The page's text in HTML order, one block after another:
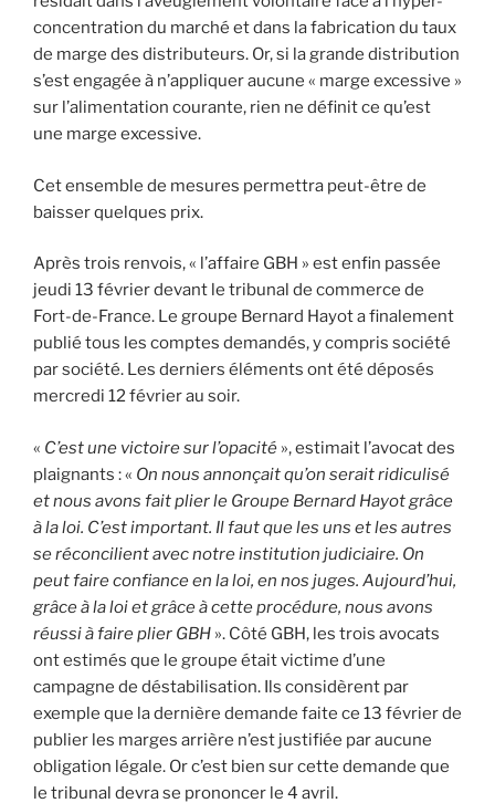
concentration du marché et dans la fabrication du taux
de marge des distributeurs. Or, si la grande distribution
s’est engagée à n’appliquer aucune « marge excessive »
sur l’alimentation courante, rien ne définit ce qu’est
une marge excessive.
Cet ensemble de mesures permettra peut-être de
baisser quelques prix.
Après trois renvois, « l’affaire GBH » est enfin passée
jeudi 13 février devant le tribunal de commerce de
Fort-de-France. Le groupe Bernard Hayot a finalement
publié tous les comptes demandés, y compris société
par société. Les derniers éléments ont été déposés
mercredi 12 février au soir.
« C’est une victoire sur l’opacité », estimait l’avocat des
plaignants : « On nous annonçait qu’on serait ridiculisé
et nous avons fait plier le Groupe Bernard Hayot grâce
à la loi. C’est important. Il faut que les uns et les autres
se réconcilient avec notre institution judiciaire. On
peut faire confiance en la loi, en nos juges. Aujourd’hui,
grâce à la loi et grâce à cette procédure, nous avons
réussi à faire plier GBH ». Côté GBH, les trois avocats
ont estimés que le groupe était victime d’une
campagne de déstabilisation. Ils considèrent par
exemple que la dernière demande faite ce 13 février de
publier les marges arrière n’est justifiée par aucune
obligation légale. Or c’est bien sur cette demande que
le tribunal devra se prononcer le 4 avril.